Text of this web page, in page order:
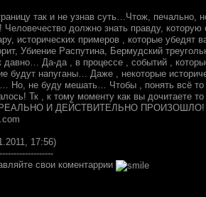
так и не узнав суть…Чтож, печально,
должно знать правду,
исторических примеров , которые убедят
Убиение Распутина, Бермудский
давно… Да-да , в процессе , событий ,
будут напуганы… Даже , некоторые
Но, не буду мешать… Чтобы , понять всё
Тк , к тому моменту как вы дочитаете
, РЕАЛЬНО И ДЕЙСТВИТЕЛЬНО ПРОИЗОШЛО!
17:56)
свои коментаррии